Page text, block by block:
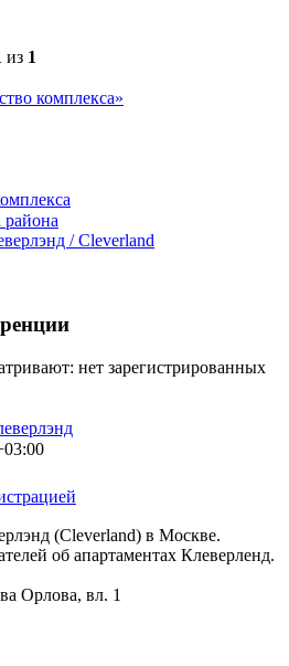
из 1
комплекса»
/ Cleverland
нет зарегистрированных
(Cleverland) в Москве.
об апартаментах Клеверленд.
Орлова, вл. 1